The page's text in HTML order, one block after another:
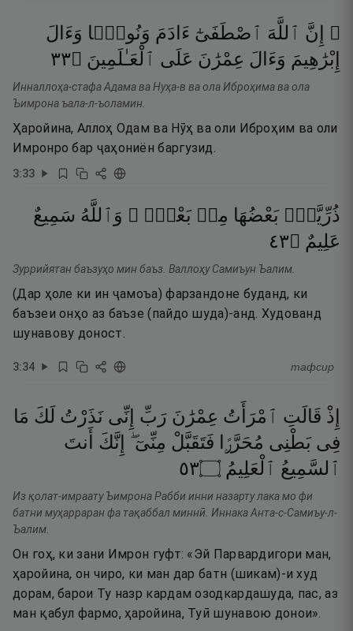
۞ إِنَّ ٱللَّهَ ٱصْطَفَىٰٓ ءَادَمَ وَنُوحًۭا وَءَالَ
إِبْرَٰهِيمَ وَءَالَ عِمْرَٰنَ عَلَى ٱلْعَـٰلَمِينَ ۝٣٣
Инналлоҳа-стафа Адама ва Нуҳа-в ва ола Иброҳима ва ола
Ъимрона ъала-л-ъоламин.
Ҳаройина, Аллоҳ Одам ва Нӯҳ ва оли Иброҳим ва оли
Имронро бар ҷаҳониён баргузид.
3:33
ذُرِّيَّةًۢ بَعْضُهَا مِنۢ بَعْضٍۢ ۗ وَٱللَّهُ سَمِيعٌ
عَلِيمٌ ۝٣٤
Зуррийятан баъзуҳо мин баъз. Валлоҳу Самиъун Ъалим.
(Дар ҳоле ки ин ҷамоъа) фарзандоне буданд, ки
баъзеи онҳо аз баъзе (пайдо шуда)-анд. Худованд
шунавову доност.
3:34 тафсир
إِذْ قَالَتِ ٱمْرَأَتُ عِمْرَٰنَ رَبِّ إِنِّى نَذَرْتُ لَكَ مَا
فِى بَطْنِى مُحَرَّرًۭا فَتَقَبَّلْ مِنِّىٓ ۖ إِنَّكَ
أَنتَ
ٱلسَّمِيعُ ٱلْعَلِيمُ ۝٣٥
Из қолат-имраату Ъимрона Рабби инни назарту лака мо фи
батни муҳарраран фа тақаббал миннӣ. Иннака Анта-с-Самиъу-л-
Ъалим.
Он гоҳ, ки зани Имрон гуфт: «Эй Парвардигори ман,
ҳаройина, он чиро, ки ман дар батн (шикам)-и худ
дорам, барои Ту назр кардам озодкардашуда, пас, аз
ман қабул фармо, ҳаройина, Туӣ шунавою донои».